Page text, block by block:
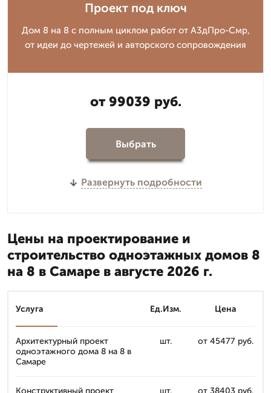
Проект под ключ
Дом 8 на 8 с полным циклом работ от А3дПро-Смр,
от идеи до чертежей и авторского сопровождения
от 99039 руб.
Выбрать
Развернуть подробности
Цены на проектирование и
строительство одноэтажных домов 8
на 8 в Самаре в августе 2026 г.
Услуга Ед.Изм. Цена
Архитектурный проект
одноэтажного дома 8 на 8 в
Самаре
шт. от 45477 руб.
Конструктивный проект
шт. от 38403 руб.